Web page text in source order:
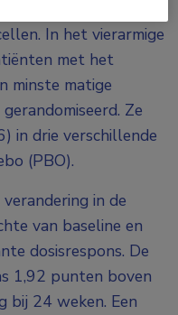
In het vierarmige
met het
minste matige
Ze
in drie verschillende
(PBO).
in de
van baseline en
dosisrespons. De
1,92 punten boven
bij 24 weken. Een